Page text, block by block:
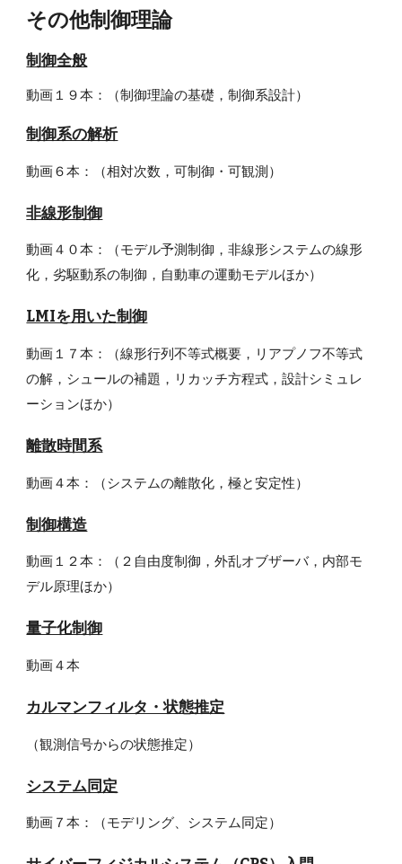
その他制御理論
制御全般
動画１９本：（制御理論の基礎，制御系設計）
制御系の解析
動画６本：（相対次数，可制御・可観測）
非線形制御
動画４０本：（モデル予測制御，非線形システムの線形
化，劣駆動系の制御，自動車の運動モデルほか）
LMIを用いた制御
動画１７本：（線形行列不等式概要，リアプノフ不等式
の解，シュールの補題，リカッチ方程式，設計シミュレ
ーションほか）
離散時間系
動画４本：（システムの離散化，極と安定性）
制御構造
動画１２本：（２自由度制御，外乱オブザーバ，内部モ
デル原理ほか）
量子化制御
動画４本
カルマンフィルタ・状態推定
（観測信号からの状態推定）
システム同定
動画７本：（モデリング、システム同定）